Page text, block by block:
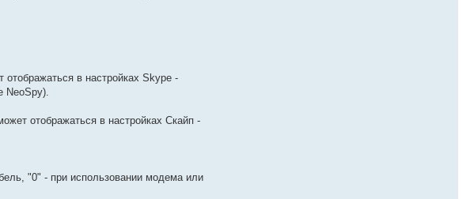
в настройках Skype -
NeoSpy).
отображаться в настройках Скайп -
"0" - при использовании модема или